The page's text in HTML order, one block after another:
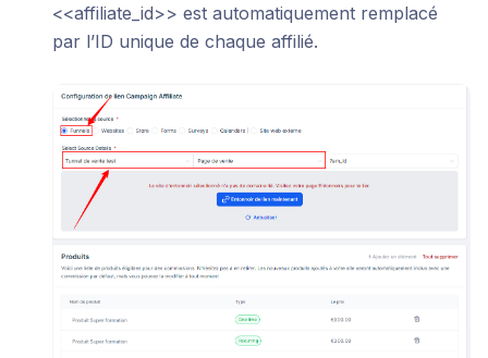
<<affiliate_id>> est automatiquement remplacé
par l’ID unique de chaque affilié.